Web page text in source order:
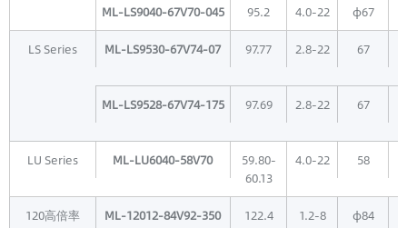
ML-LS9040-67V70-045 95.2 4.0-22 φ67
LS Series ML-LS9530-67V74-07 97.77 2.8-22 67
ML-LS9528-67V74-175 97.69 2.8-22 67
LU Series ML-LU6040-58V70
59.80-
60.13
4.0-22 58
120高倍率 ML-12012-84V92-350 122.4 1.2-8 φ84